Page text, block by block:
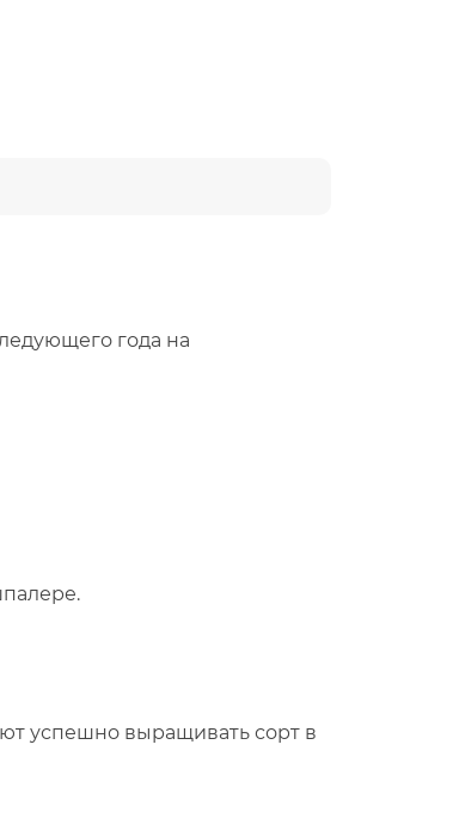
года на
успешно выращивать сорт в